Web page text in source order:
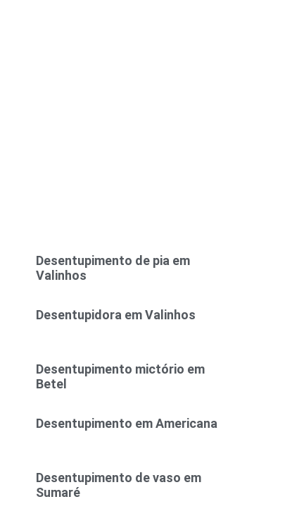
Desentupimento de pia em
Valinhos
Desentupidora em Valinhos
Desentupimento mictório em
Betel
Desentupimento em Americana
Desentupimento de vaso em
Sumaré